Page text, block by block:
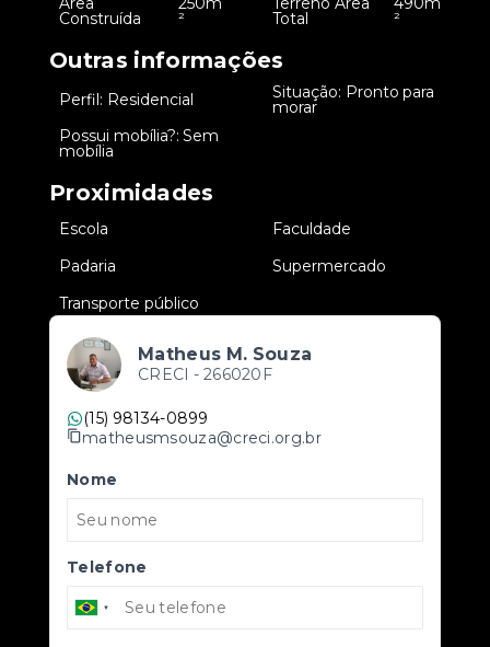
Construída ² Total ²
Outras informações
Perfil: Residencial Situação: Pronto para
morar
Possui mobília?: Sem
mobília
Proximidades
Escola
Faculdade
Padaria
Supermercado
Transporte público
Matheus M. Souza
CRECI - 266020F
(15) 98134-0899
matheusmsouza@creci.org.br
Nome
Telefone